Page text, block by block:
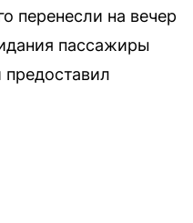
перенесли на вечер
пассажиры
предоставил